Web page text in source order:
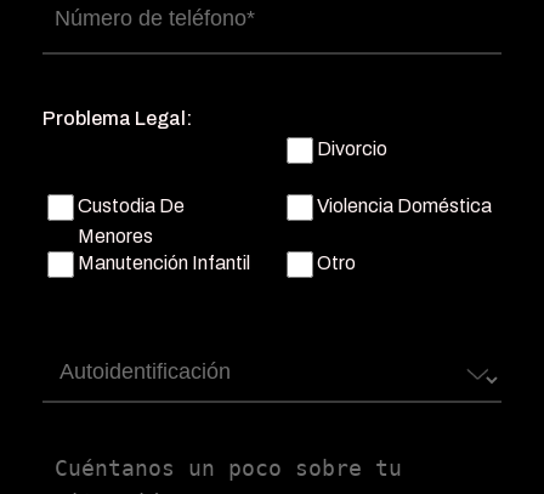
Número
de
Problema Legal:
Divorcio
Custodia De
Menores
Violencia Doméstica
Manutención Infantil Otro
Autoidentificación
Untitled